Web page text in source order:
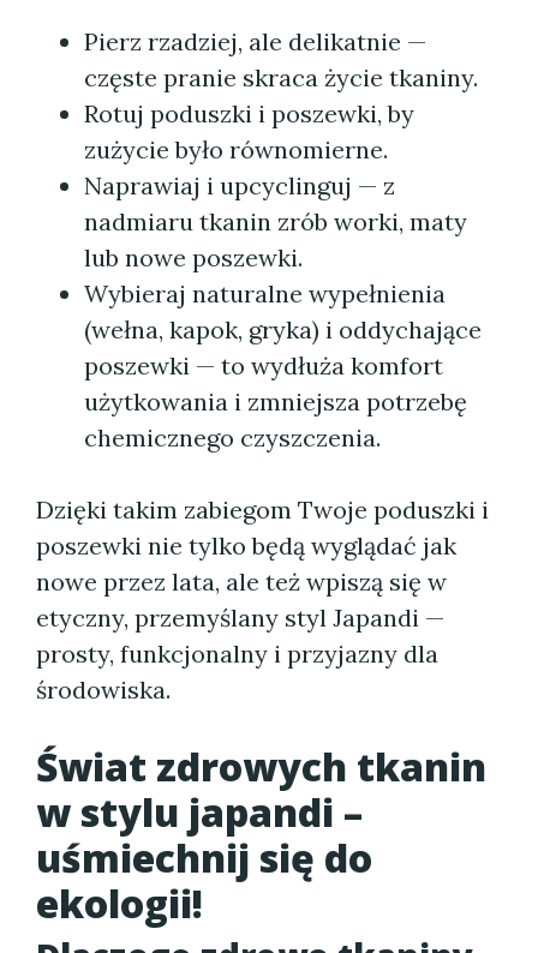
Pierz rzadziej, ale delikatnie —
częste pranie skraca życie tkaniny.
Rotuj poduszki i poszewki, by
zużycie było równomierne.
Naprawiaj i upcyclinguj — z
nadmiaru tkanin zrób worki, maty
lub nowe poszewki.
Wybieraj naturalne wypełnienia
(wełna, kapok, gryka) i oddychające
poszewki — to wydłuża komfort
użytkowania i zmniejsza potrzebę
chemicznego czyszczenia.
Dzięki takim zabiegom Twoje poduszki i
poszewki nie tylko będą wyglądać jak
nowe przez lata, ale też wpiszą się w
etyczny, przemyślany styl Japandi —
prosty, funkcjonalny i przyjazny dla
środowiska.
Świat zdrowych tkanin
w stylu japandi –
uśmiechnij się do
ekologii!